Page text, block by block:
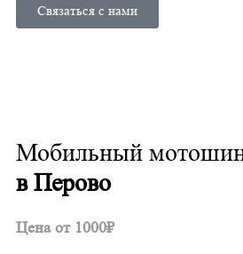
Связаться с нами
Мобильный
в Перово
Цена от 1000₽